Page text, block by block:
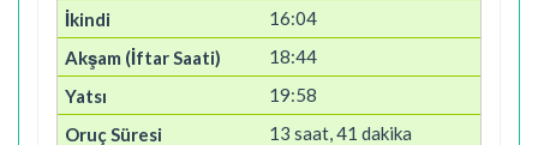
16:04
18:44
19:58
13 saat, 41 dakika